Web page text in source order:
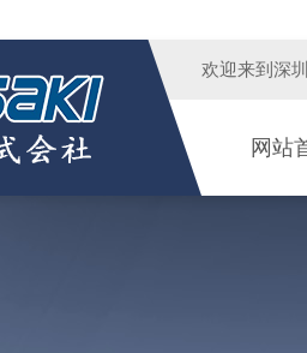
欢迎来到 深
网站